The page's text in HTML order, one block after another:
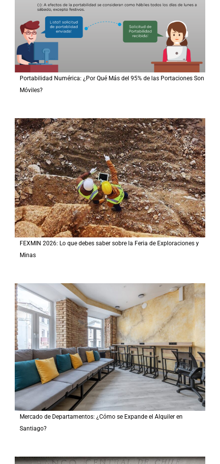
Portabilidad Numérica: ¿Por Qué Más del 95% de las Portaciones Son
Móviles?
FEXMIN 2026: Lo que debes saber sobre la Feria de Exploraciones y
Minas
Mercado de Departamentos: ¿Cómo se Expande el Alquiler en
Santiago?